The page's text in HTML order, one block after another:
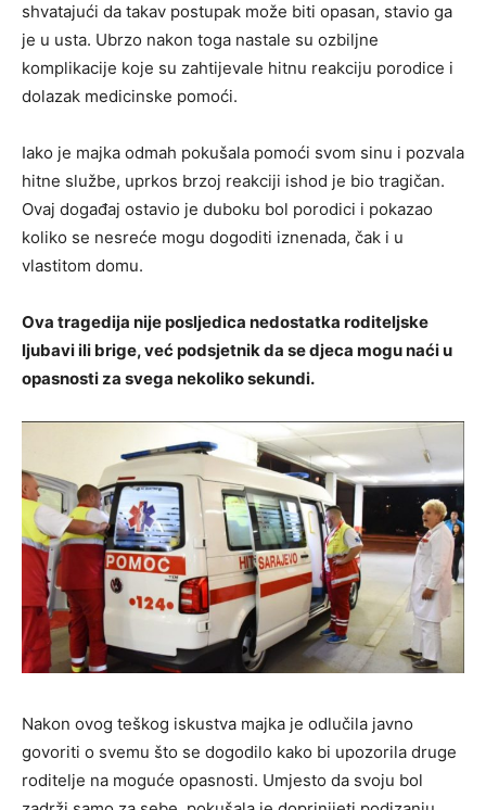
shvatajući da takav postupak može biti opasan, stavio ga
je u usta. Ubrzo nakon toga nastale su ozbiljne
komplikacije koje su zahtijevale hitnu reakciju porodice i
dolazak medicinske pomoći.
Iako je majka odmah pokušala pomoći svom sinu i pozvala
hitne službe, uprkos brzoj reakciji ishod je bio tragičan.
Ovaj događaj ostavio je duboku bol porodici i pokazao
koliko se nesreće mogu dogoditi iznenada, čak i u
vlastitom domu.
Ova tragedija nije posljedica nedostatka roditeljske
ljubavi ili brige, već podsjetnik da se djeca mogu naći u
opasnosti za svega nekoliko sekundi.
Nakon ovog teškog iskustva majka je odlučila javno
govoriti o svemu što se dogodilo kako bi upozorila druge
roditelje na moguće opasnosti. Umjesto da svoju bol